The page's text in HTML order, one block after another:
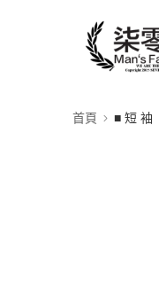
首頁 ■ 短 袖 ║